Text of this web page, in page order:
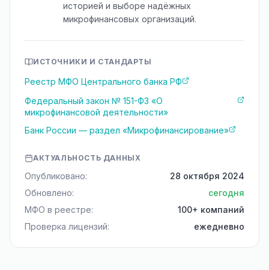
историей и выборе надёжных
микрофинансовых организаций.
ИСТОЧНИКИ И СТАНДАРТЫ
Реестр МФО Центрального банка РФ
Федеральный закон № 151-ФЗ «О
микрофинансовой деятельности»
Банк России — раздел «Микрофинансирование»
АКТУАЛЬНОСТЬ ДАННЫХ
Опубликовано:
28 октября 2024
Обновлено:
сегодня
МФО в реестре:
100+ компаний
Проверка лицензий:
ежедневно